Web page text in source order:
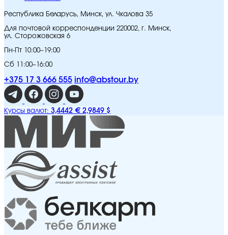
Республика Беларусь, Минск, ул. Чкалова 35
Для почтовой корреспонденции 220002, г. Минск,
ул. Сторожовская 6
Пн-Пт 10:00–19:00
Сб 11:00–16:00
+375 17 3 666 555 info@abstour.by
Курсы валют: 3,4442 € 2,9849 $